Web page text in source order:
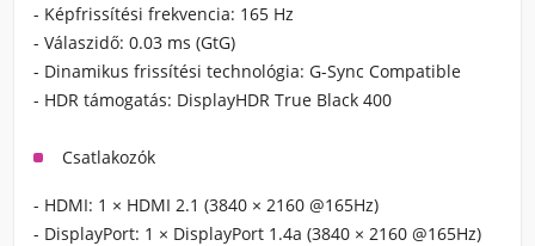
- Képfrissítési frekvencia: 165 Hz
- Válaszidő: 0.03 ms (GtG)
- Dinamikus frissítési technológia: G-Sync Compatible
- HDR támogatás: DisplayHDR True Black 400
Csatlakozók
- HDMI: 1 × HDMI 2.1 (3840 × 2160 @165Hz)
- DisplayPort: 1 × DisplayPort 1.4a (3840 × 2160 @165Hz)